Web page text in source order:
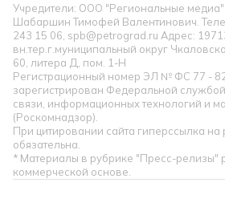
Учредители: ООО "Региональные
Шабаршин Тимофей Валентинович.
243 15 06, spb@petrograd.ru Адрес:
вн.тер.г.муниципальный округ
60, литера Д, пом. 1-Н
Регистрационный номер ЭЛ № ФС 77 -
зарегистрирован Федеральной
связи, информационных технологий и
(Роскомнадзор).
При цитировании сайта гиперссылка на
обязательна.
* Материалы в рубрике "Пресс-релизы"
коммерческой основе.